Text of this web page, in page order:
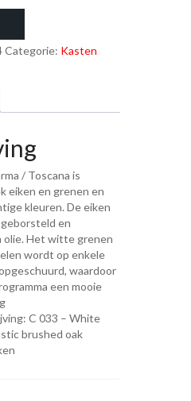
Categorie: Kasten
/ Toscana is
eiken en grenen en
kleuren. De eiken
en
Het witte grenen
wordt op enkele
waardoor
een mooie
C 033 – White
brushed oak